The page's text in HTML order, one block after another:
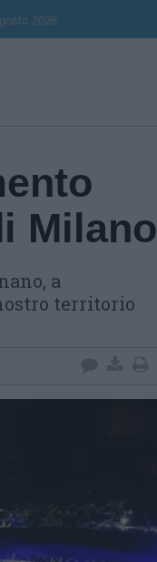
2026
Milano
a
territorio